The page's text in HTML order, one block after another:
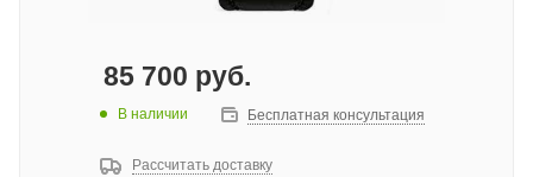
85 700 руб.
В наличии Бесплатная консультация
Рассчитать доставку